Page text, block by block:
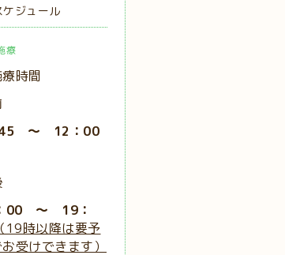
ケジュール
療
時間
～ 12：00
00 ～ 19：
（19時以降は要予
受けできます）